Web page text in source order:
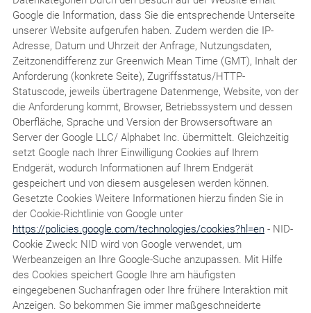
Google die Information, dass Sie die entsprechende Unterseite
unserer Website aufgerufen haben. Zudem werden die IP-
Adresse, Datum und Uhrzeit der Anfrage, Nutzungsdaten,
Zeitzonendifferenz zur Greenwich Mean Time (GMT), Inhalt der
Anforderung (konkrete Seite), Zugriffsstatus/HTTP-
Statuscode, jeweils übertragene Datenmenge, Website, von der
die Anforderung kommt, Browser, Betriebssystem und dessen
Oberfläche, Sprache und Version der Browsersoftware an
Server der Google LLC/ Alphabet Inc. übermittelt. Gleichzeitig
setzt Google nach Ihrer Einwilligung Cookies auf Ihrem
Endgerät, wodurch Informationen auf Ihrem Endgerät
gespeichert und von diesem ausgelesen werden können.
Gesetzte Cookies Weitere Informationen hierzu finden Sie in
der Cookie-Richtlinie von Google unter
https://policies.google.com/technologies/cookies?hl=en- NID-
Cookie Zweck: NID wird von Google verwendet, um
Werbeanzeigen an Ihre Google-Suche anzupassen. Mit Hilfe
des Cookies speichert Google Ihre am häufigsten
eingegebenen Suchanfragen oder Ihre frühere Interaktion mit
Anzeigen. So bekommen Sie immer maßgeschneiderte